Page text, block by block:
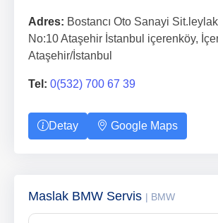
Adres: Bostancı Oto Sanayi
No:10 Ataşehir İstanbul içerenköy,
Ataşehir/İstanbul
Tel: 0(532) 700 67 39
Detay Google Maps
Maslak BMW Servis | BMW